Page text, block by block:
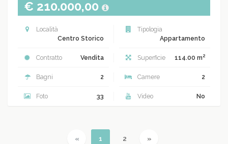
€ 210.000,00
Località
Centro Storico
Tipologia
Appartamento
Contratto Vendita Superficie 114.00 m2
Bagni 2 Camere 2
Foto 33 Video No
« Previous
1 (current)
2 »